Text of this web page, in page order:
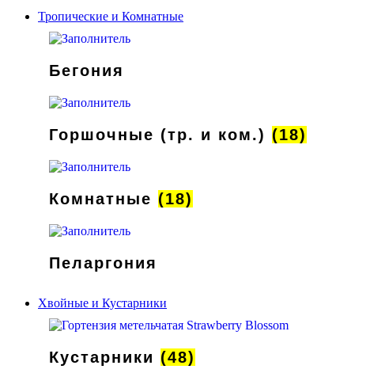
Тропические и Комнатные
Бегония
Горшочные (тр. и ком.) (18)
Комнатные (18)
Пеларгония
Хвойные и Кустарники
Кустарники (48)